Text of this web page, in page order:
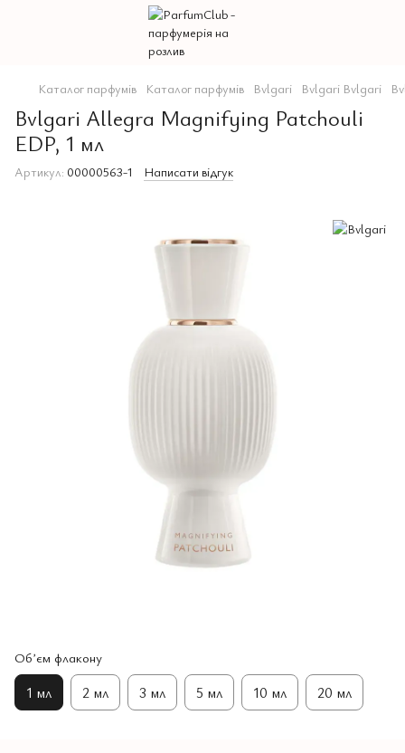
Каталог парфумів Каталог парфумів Bvlgari Bvlgari Bvlgari
Bvlgari Allegra Magnifying Patchouli
EDP, 1 мл
Артикул: 00000563-1 Написати відгук
Обʼєм флакону
1 мл 2 мл 3 мл 5 мл 10 мл 20 мл